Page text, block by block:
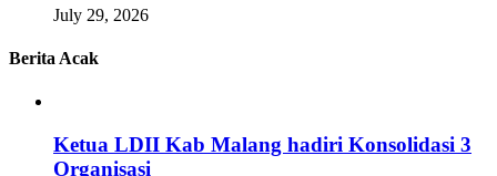
July 29, 2026
Berita Acak
Ketua LDII Kab Malang hadiri Konsolidasi 3
Organisasi